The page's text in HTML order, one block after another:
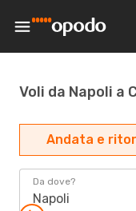
Voli da Napoli a
Andata e
Da dove?
Napoli